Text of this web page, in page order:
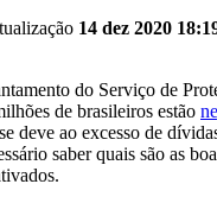
14 dez 2020
do Serviço de
de brasileiros estão
deve ao excesso de
saber quais são as